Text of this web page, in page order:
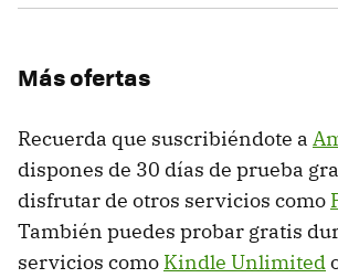
Más ofertas
Recuerda que suscribiéndote a
dispones de 30 días de prueba
disfrutar de otros servicios como
También puedes probar gratis
servicios como Kindle Unlimited